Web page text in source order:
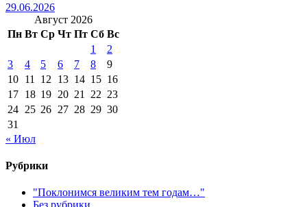
29.06.2026
Август 2026
Пн Вт Ср Чт Пт Сб Вс
1
2
3
4 5 6 7 8
9
10 11 12 13 14 15 16
17 18 19 20 21 22 23
24 25 26 27 28 29 30
31
« Июл
Рубрики
"Поклонимся великим тем годам…"